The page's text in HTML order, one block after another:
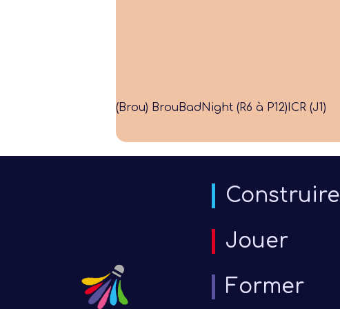
(Brou) BrouBadNight (R6 à P12)ICR (J1)
Construire
Jouer
Former